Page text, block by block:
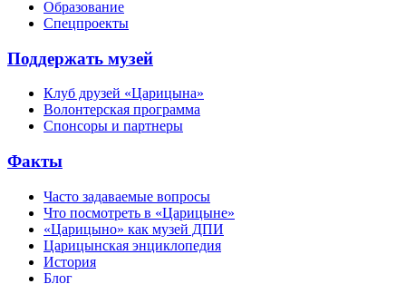
Образование
Спецпроекты
Поддержать музей
Клуб друзей «Царицына»
Волонтерская программа
Спонсоры и партнеры
Факты
Часто задаваемые вопросы
Что посмотреть в «Царицыне»
«Царицыно» как музей ДПИ
Царицынская энциклопедия
История
Блог